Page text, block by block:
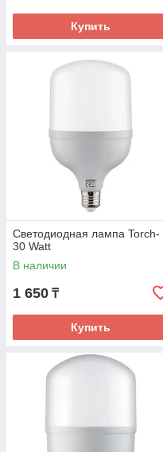
Купить
Светодиодная лампа Torch-
30 Watt
В наличии
1 650 ₸
Купить